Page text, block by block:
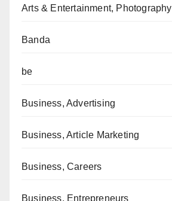
Arts & Entertainment, Photography
Banda
be
Business, Advertising
Business, Article Marketing
Business, Careers
Business, Entrepreneurs